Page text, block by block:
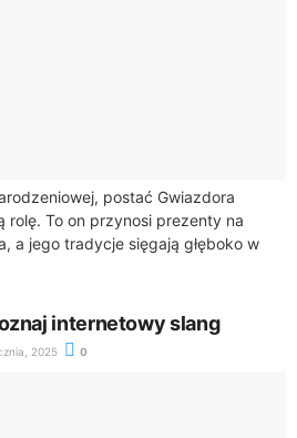
postać Gwiazdora
To on przynosi prezenty na
a jego tradycje sięgają głęboko w
internetowy slang
2025 0